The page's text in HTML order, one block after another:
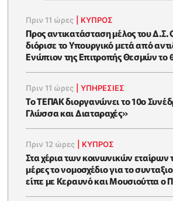
Πριν 11 ώρες ΚΥΠΡΟΣ
Προς αντικατάσταση μέλος του Δ.Σ.
διόρισε το Υπουργικό μετά από
Ενώπιον της Επιτροπής Θεσμών το
Πριν 11 ώρες |ΥΠΗΡΕΣΙΕΣ
Το ΤΕΠΑΚ διοργανώνει το 10ο
Γλώσσα και Διαταραχές»
Πριν 12 ώρες ΚΥΠΡΟΣ
Στα χέρια των κοινωνικών εταίρων
μέρες το νομοσχέδιο για το
είπε με Κεραυνό και Μουσιούττα ο